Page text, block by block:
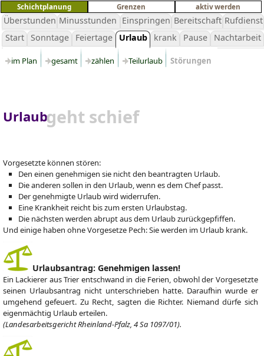
Schichtplanung Grenzen aktiv werden
Überstunden Minusstunden Einspringen Bereitschaft Rufdienst
Start
Sonntage Feiertage Urlaub krank Pause Nachtarbeit
im Plan gesamt zählen Teilurlaub Störungen
Urlaubgeht schief
Vorgesetzte können stören:
Den einen genehmigen sie nicht den beantragten Urlaub.
Die anderen sollen in den Urlaub, wenn es dem Chef passt.
Der genehmigte Urlaub wird widerrufen.
Eine Krankheit reicht bis zum ersten Urlaubstag.
Die nächsten werden abrupt aus dem Urlaub zurückgepfiffen.
Und einige haben ohne Vorgesetze Pech: Sie werden im Urlaub krank.
Urlaubsantrag: Genehmigen lassen!
Ein Lackierer aus Trier entschwand in die Ferien, obwohl der Vorgesetzte
seinen Urlaubsantrag nicht unterschrieben hatte. Daraufhin wurde er
umgehend gefeuert. Zu Recht, sagten die Richter. Niemand dürfe sich
eigenmächtig Urlaub erteilen.
(Landesarbeitsgericht Rheinland-Pfalz, 4 Sa 1097/01).